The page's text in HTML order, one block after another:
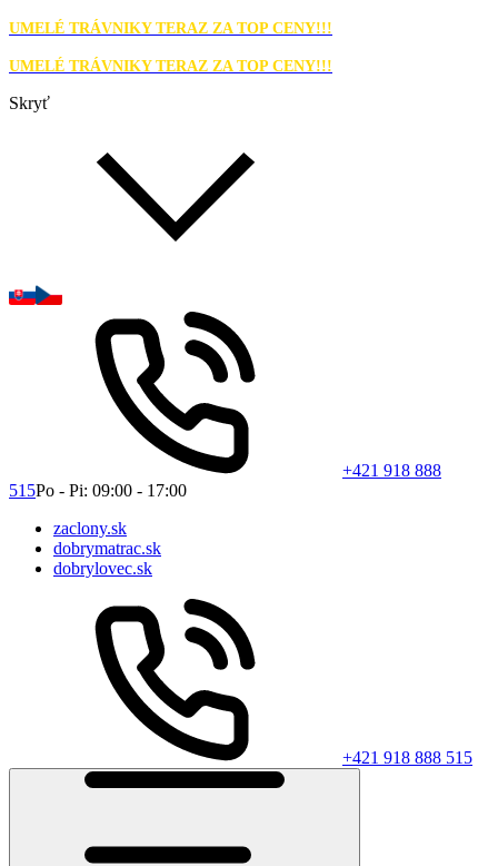
UMELÉ TRÁVNIKY TERAZ ZA TOP CENY!!!
UMELÉ TRÁVNIKY TERAZ ZA TOP CENY!!!
Skryť
+421 918 888
515Po - Pi: 09:00 - 17:00
zaclony.sk
dobrymatrac.sk
dobrylovec.sk
+421 918 888 515